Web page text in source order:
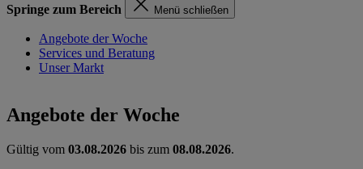
Springe zum Bereich Menü schließen
Angebote der Woche
Services und Beratung
Unser Markt
Angebote der Woche
Gültig vom 03.08.2026 bis zum 08.08.2026.